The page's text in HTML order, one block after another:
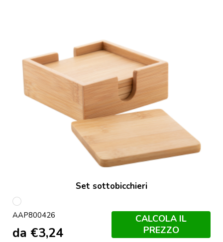
Set sottobicchieri
multicolore
AAP800426
da €3,24
CALCOLA IL
PREZZO